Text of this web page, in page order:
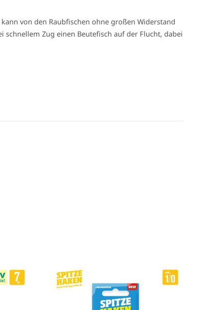
von den Raubfischen ohne großen Widerstand
Zug einen Beutefisch auf der Flucht, dabei